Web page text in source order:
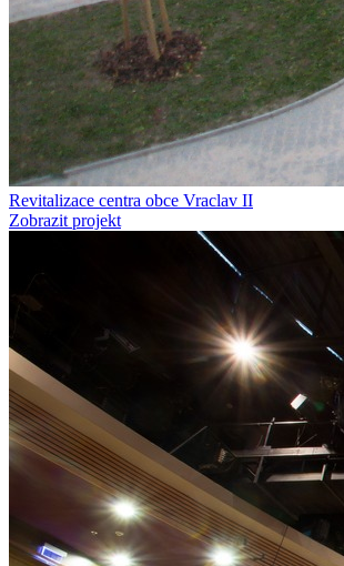
Revitalizace centra obce Vraclav II
Zobrazit projekt